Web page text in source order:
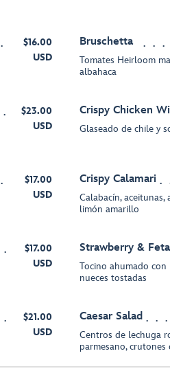
$16.00
USD
Bruschetta
Tomates Heirloom
albahaca
$23.00
USD
Crispy Chicken
Glaseado de chile y
$17.00
USD
Crispy Calamari
Calabacín,
limón amarillo
$17.00
USD
Strawberry &
Tocino ahumado con
nueces tostadas
$21.00
USD
Caesar Salad
Centros de lechuga
parmesano,